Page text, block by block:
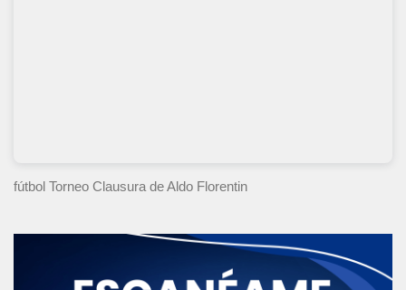
fútbol Torneo Clausura de Aldo Florentin